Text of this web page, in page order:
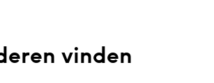
vinden